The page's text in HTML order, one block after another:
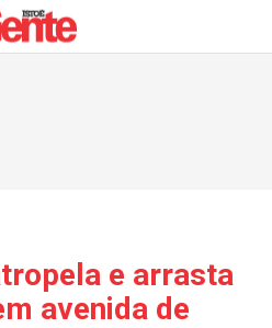
e arrasta
avenida de